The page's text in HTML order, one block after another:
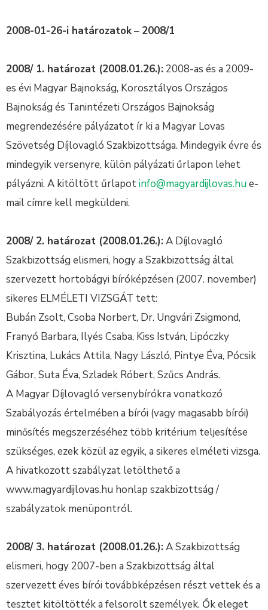
2008-01-26-i határozatok– 2008/1
2008/ 1. határozat (2008.01.26.): 2008-as és a 2009-
es évi Magyar Bajnokság, Korosztályos Országos
Bajnokság és Tanintézeti Országos Bajnokság
megrendezésére pályázatot ír ki a Magyar Lovas
Szövetség Díjlovagló Szakbizottsága. Mindegyik évre és
mindegyik versenyre, külön pályázati űrlapon lehet
pályázni. A kitöltött űrlapotinfo@magyardijlovas.hue-
mail címre kell megküldeni.
2008/ 2. határozat (2008.01.26.):A Díjlovagló
Szakbizottság elismeri, hogy a Szakbizottság által
szervezett hortobágyi bíróképzésen (2007. november)
sikeres ELMÉLETI VIZSGÁT tett:
Bubán Zsolt, Csoba Norbert, Dr. Ungvári Zsigmond,
Franyó Barbara, Ilyés Csaba, Kiss István, Lipóczky
Krisztina, Lukács Attila, Nagy László, Pintye Éva, Pócsik
Gábor, Suta Éva, Szladek Róbert, Szűcs András.
A Magyar Díjlovagló versenybírókra vonatkozó
Szabályozás értelmében a bírói (vagy magasabb bírói)
minősítés megszerzéséhez több kritérium teljesítése
szükséges, ezek közül az egyik, a sikeres elméleti vizsga.
A hivatkozott szabályzat letölthető a
www.magyardijlovas.hu honlap szakbizottság /
szabályzatok menüpontról.
2008/ 3. határozat (2008.01.26.):A Szakbizottság
elismeri, hogy 2007-ben a Szakbizottság által
szervezett éves bírói továbbképzésen részt vettek és a
tesztet kitöltötték a felsorolt személyek. Ők eleget